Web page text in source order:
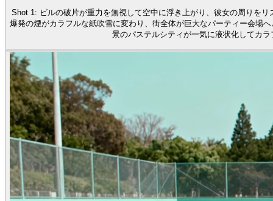
Shot 1: ビルの破片が重力を無視して空中に浮き上がり、彼女の周りを
爆発の煙がカラフルな紙吹雪に変わり、街全体が巨大なパーティー会場
景のパステルシティが一気に液状化してカ